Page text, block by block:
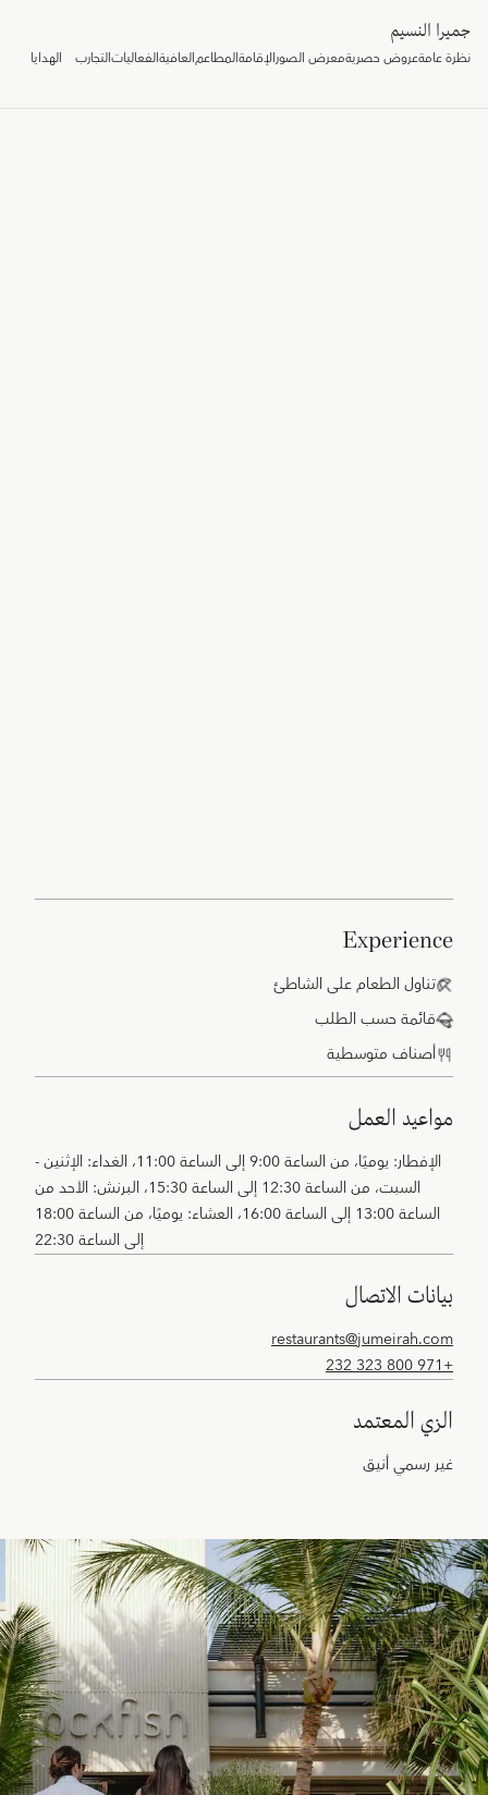
جميرا النسيم
نظرة عامةعروض حصريةمعرض الصورالإقامةالمطاعمالعافيةالفعالياتالتجارب الهدايا
experience
تناول الطعام على الشاطئ
قائمة حسب الطلب
أصناف متوسطية
مواعيد العمل
الإفطار: يوميًا، من الساعة 9:00 إلى الساعة 11:00، الغداء: الإثنين -
السبت، من الساعة 12:30 إلى الساعة 15:30، البرنش: الأحد من
الساعة 13:00 إلى الساعة 16:00، العشاء: يوميًا، من الساعة 18:00
إلى الساعة 22:30
بيانات الاتصال
restaurants@jumeirah.com
+971 800 323 232
الزي المعتمد
غير رسمي أنيق